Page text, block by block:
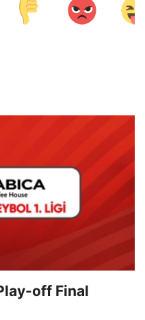
off Final